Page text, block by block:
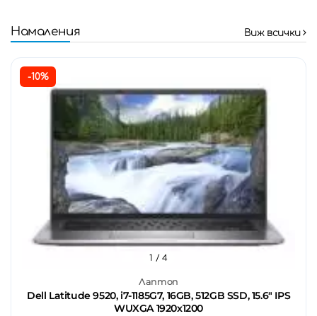
Намаления Виж всички
-10%
Лаптоп
Dell Latitude 9520, i7-1185G7, 16GB, 512GB SSD, 15.6" IPS
WUXGA 1920x1200
1 / 4